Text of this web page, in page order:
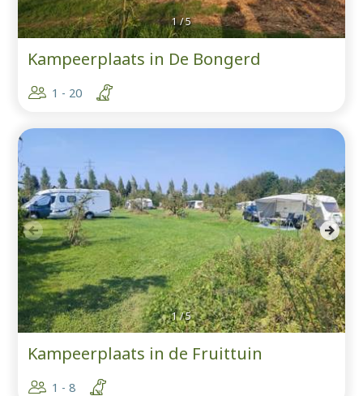
1/5
Kampeerplaats in De Bongerd
1 - 20
1/5
Kampeerplaats in de Fruittuin
1 - 8